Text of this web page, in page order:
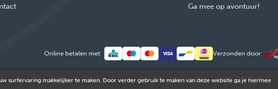
Ga mee op avontuur!
Online betalen met Verzonden door
© 2026 FOX & Cie Ondernemingsnr: 0551.965.335 Powered byTilroy.
surfervaring makkelijker te maken. Door verder gebruik te maken van deze website ga je hiermee